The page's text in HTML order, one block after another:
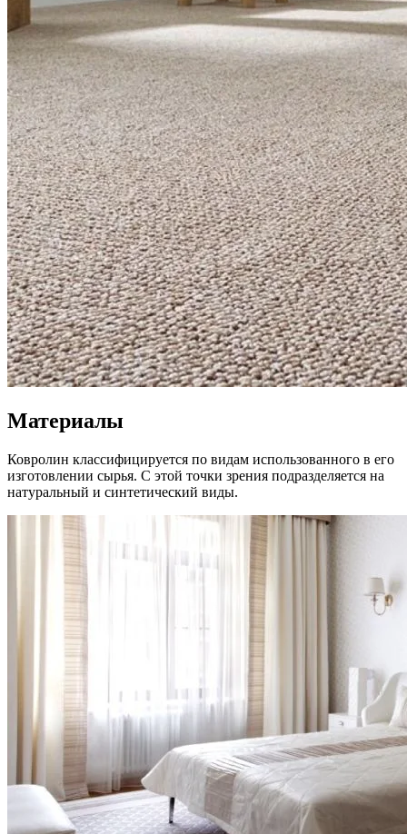
Материалы
Ковролин классифицируется по видам использованного в его
изготовлении сырья. С этой точки зрения подразделяется на
натуральный и синтетический виды.